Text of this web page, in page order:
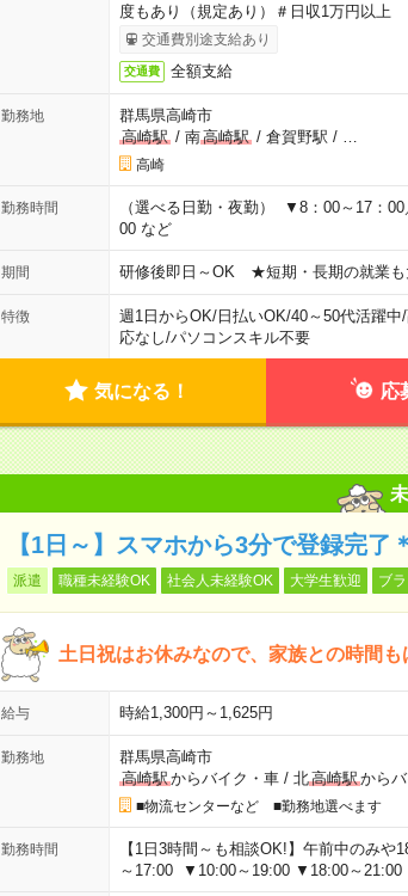
度もあり（規定あり）＃日収1万円以上
交通費別途支給あり
交通費 全額支給
勤務地
群馬県高崎市
高崎駅/ 南高崎駅/ 倉賀野駅 /
高崎
勤務時間
（選べる日勤・夜勤） ▼8：00～17：
00 など
期間 研修後即日～OK ★短期・長期の就業も
特徴 週1日からOK/日払いOK/40～50代活躍中/
応なし/パソコンスキル不要
気になる！ 応
【1日～】スマホから3分で登録完了
派遣 職種未経験OK 社会人未経験OK 大学生歓迎 ブ
土日祝はお休みなので、家族との時間
給与 時給1,300円～1,625円
勤務地
群馬県高崎市
高崎駅からバイク・車/ 北高崎駅から
■物流センターなど ■勤務地選べます
勤務時間
【1日3時間～も相談OK!】午前中のみ
～17:00 ▼10:00～19:00 ▼18:00～21:00